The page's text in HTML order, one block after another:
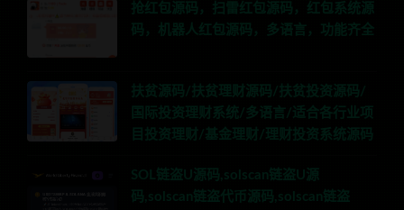
抢红包源码，扫雷红包源码，红包系统源
码，机器人红包源码，多语言，功能齐全
扶贫源码/扶贫理财源码/扶贫投资源码/
国际投资理财系统/多语言/适合各行业项
目投资理财/基金理财/理财投资系统源码
SOL链盗U源码,solscan链盗U源
码,solscan链盗代币源码,solscan链盗